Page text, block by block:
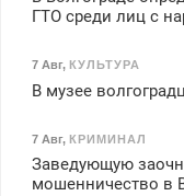
ГТО среди лиц с
7 Авг, КУЛЬТУРА
В музее
7 Авг, КРИМИНАЛ
Заведующую
мошенничество в